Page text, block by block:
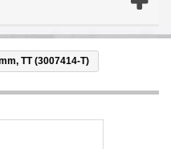
TT (3007414-T)